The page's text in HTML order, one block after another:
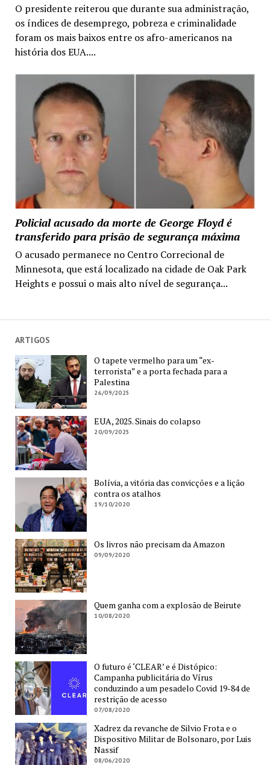
O presidente reiterou que durante sua administração,
os índices de desemprego, pobreza e criminalidade
foram os mais baixos entre os afro-americanos na
história dos EUA....
Policial acusado da morte de George Floyd é
transferido para prisão de segurança máxima
O acusado permanece no Centro Correcional de
Minnesota, que está localizado na cidade de Oak Park
Heights e possui o mais alto nível de segurança...
ARTIGOS
O tapete vermelho para um “ex-
terrorista” e a porta fechada para a
Palestina
26/09/2025
EUA, 2025. Sinais do colapso
20/09/2025
Bolívia, a vitória das convicções e a lição
contra os atalhos
19/10/2020
Os livros não precisam da Amazon
09/09/2020
Quem ganha com a explosão de Beirute
10/08/2020
O futuro é ‘CLEAR’ e é Distópico:
Campanha publicitária do Vírus
conduzindo a um pesadelo Covid 19-84 de
restrição de acesso
07/08/2020
Xadrez da revanche de Silvio Frota e o
Dispositivo Militar de Bolsonaro, por Luis
Nassif
08/06/2020